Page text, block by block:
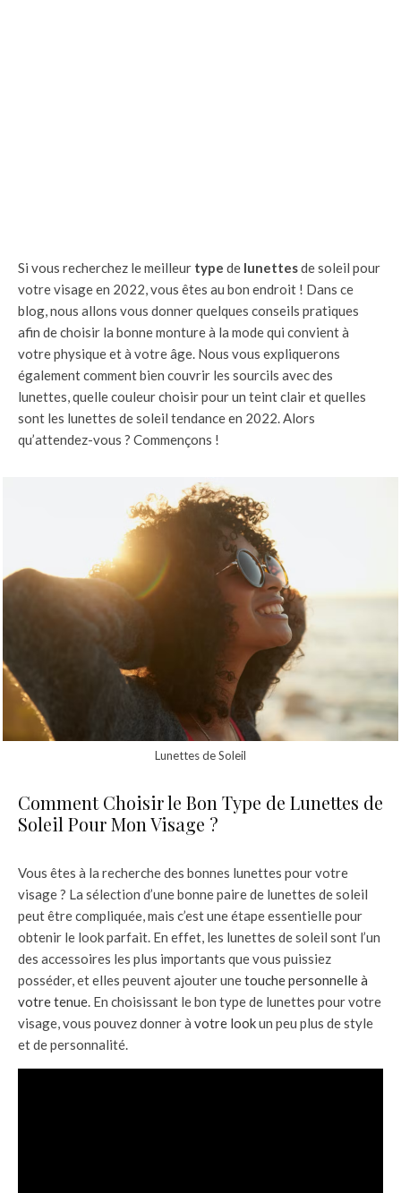
Si vous recherchez le meilleur type de lunettesde soleil pour
votre visage en 2022, vous êtes au bon endroit ! Dans ce
blog, nous allons vous donner quelques conseils pratiques
afin de choisir la bonne monture à la mode qui convient à
votre physique et à votre âge. Nous vous expliquerons
également comment bien couvrir les sourcils avec des
lunettes, quelle couleur choisir pour un teint clair et quelles
sont les lunettes de soleil tendance en 2022. Alors
qu’attendez-vous ? Commençons !
Lunettes de Soleil
Comment Choisir le Bon Type de Lunettes de
Soleil Pour Mon Visage ?
Vous êtes à la recherche des bonnes lunettes pour votre
visage ? La sélection d’une bonne paire de lunettes de soleil
peut être compliquée, mais c’est une étape essentielle pour
obtenir le look parfait. En effet, les lunettes de soleil sont l’un
des accessoires les plus importants que vous puissiez
posséder, et elles peuvent ajouter unetouche personnelle à
votre tenue. En choisissant le bon type de lunettes pour votre
visage, vous pouvez donner à votre lookun peu plus de style
et de personnalité.